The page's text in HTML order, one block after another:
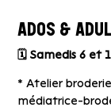
ADOS &
🗓Samedis 6 et
* Atelier
médiatrice-